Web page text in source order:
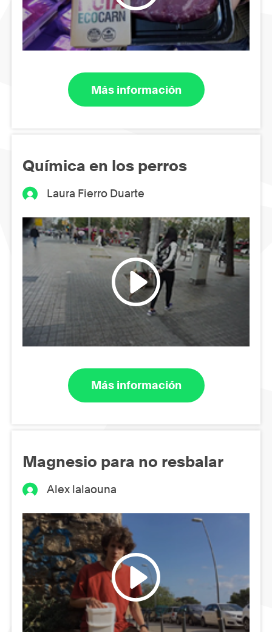
Más información
Química en los perros
Laura Fierro Duarte
Más información
Magnesio para no resbalar
Alex lalaouna